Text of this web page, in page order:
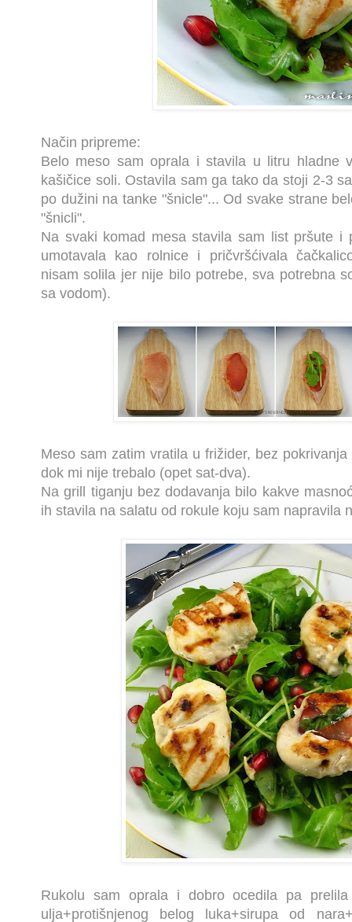
Način pripreme:
Belo meso sam oprala i stavila u litru hladne
kašičice soli. Ostavila sam ga tako da stoji 2-3
po dužini na tanke "šnicle"... Od svake strane
"šnicli".
Na svaki komad mesa stavila sam list pršute i
umotavala kao rolnice i pričvršćivala
nisam solila jer nije bilo potrebe, sva potrebna
sa vodom).
Meso sam zatim vratila u frižider, bez
dok mi nije trebalo (opet sat-dva).
Na grill tiganju bez dodavanja bilo kakve
ih stavila na salatu od rokule koju sam napravila
Rukolu sam oprala i dobro ocedila pa prelila
ulja+protišnjenog belog luka+sirupa od